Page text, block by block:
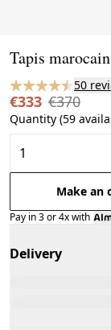
Tapis
50
€333 €370
Quantity (59
Make an
Pay in 3 or 4x with
Delivery